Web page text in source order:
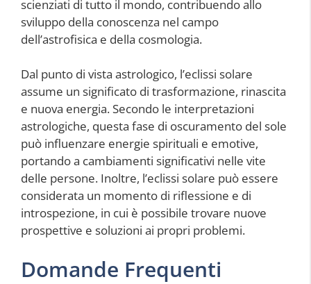
scienziati di tutto il mondo, contribuendo allo
sviluppo della conoscenza nel campo
dell’astrofisica e della cosmologia.
Dal punto di vista astrologico, l’eclissi solare
assume un significato di trasformazione, rinascita
e nuova energia. Secondo le interpretazioni
astrologiche, questa fase di oscuramento del sole
può influenzare energie spirituali e emotive,
portando a cambiamenti significativi nelle vite
delle persone. Inoltre, l’eclissi solare può essere
considerata un momento di riflessione e di
introspezione, in cui è possibile trovare nuove
prospettive e soluzioni ai propri problemi.
Domande Frequenti